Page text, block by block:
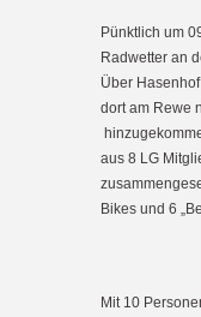
Pünktlich um
Radwetter an
Über
dort am Rewe
aus 8 LG
Bikes und 6
Mit 10